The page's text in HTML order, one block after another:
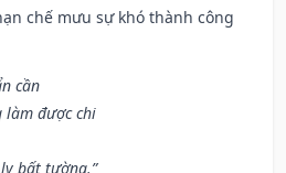
chế mưu sự khó thành công
cần
làm được chi
bất tường.”